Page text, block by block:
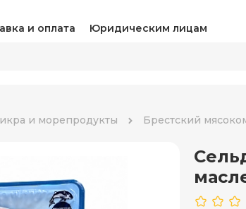
и оплата Юридическим лицам
и морепродукты Брестский
Бакалея
Какао и горячий шоколад
Консервация